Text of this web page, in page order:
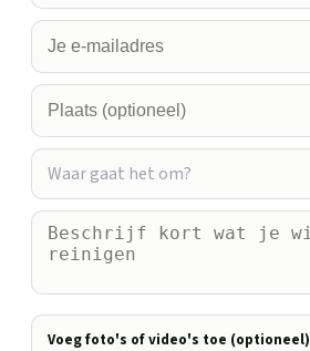
Waar gaat het om?
Voeg foto's of video's toe (optioneel)